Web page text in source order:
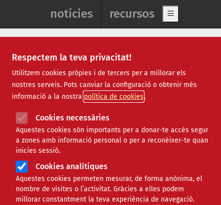
Respectem la teva privacitat!
Utilitzem cookies pròpies i de tercers per a millorar els
nostres serveis. Pots canviar la configuració o obtenir més
informació a la nostra política de cookies
Cookies necessàries
Aquestes cookies són importants per a donar-te accés segur
a zones amb informació personal o per a reconèixer-te quan
inicies sessió.
Cookies analítiques
Aquestes cookies permeten mesurar, de forma anònima, el
nombre de visites o l’activitat. Gràcies a elles podem
millorar constantment la teva experiència de navegació.
Navegació principal de
notícies recursos Show main
Recursos
Tots | Econòmic | Jurídic | Projectes | Tecnològic |
Formació | Finançament | Biblioteca |
Ofertes de feina
Webinars